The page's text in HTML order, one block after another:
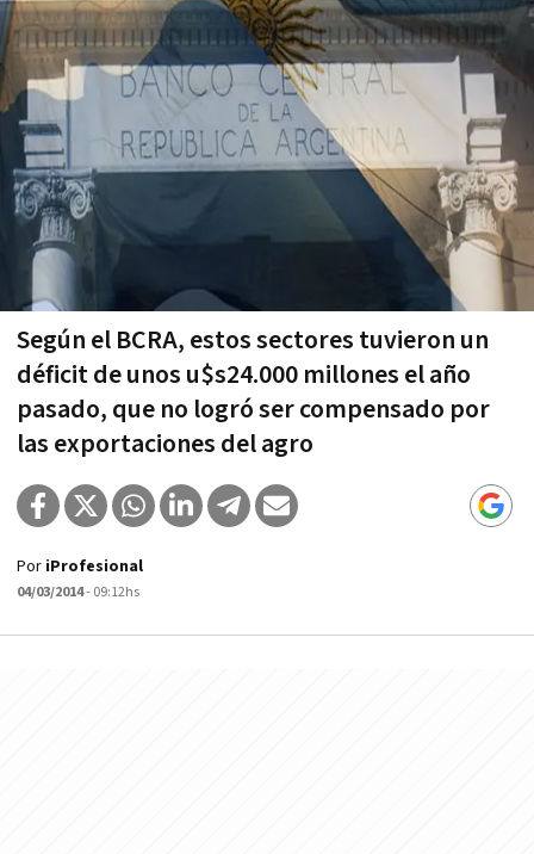
Según el BCRA, estos sectores tuvieron un
déficit de unos u$s24.000 millones el año
pasado, que no logró ser compensado por
las exportaciones del agro
Por iProfesional
04/03/2014- 09:12hs